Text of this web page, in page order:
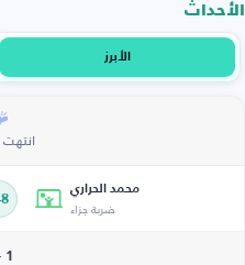
الأحداث
الأبرز
انتهت
محمد الحراري
ضربة جزاء
1 - 0